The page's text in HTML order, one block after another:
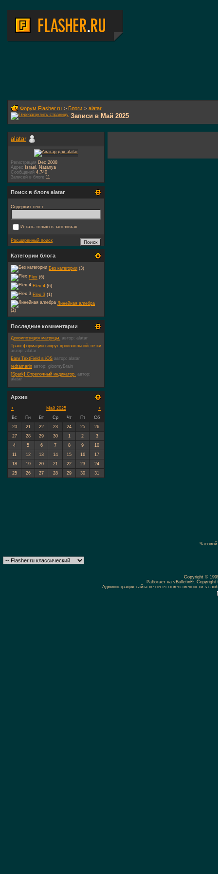
Форум Flasher.ru > Блоги > alatar
Записи в Май 2025
alatar
Регистрация Dec 2008
Адрес Israel, Natanya
Сообщений 4,740
Записей в блоге 11
Поиск в блоге alatar
Содержит текст:
Искать только в заголовках
Расширенный поиск
Категории блога
Без категории (3)
Flex (6)
Flex 4 (6)
Flex 3 (1)
Линейная алгебра
(2)
Последние комментарии
Декомпозиция матрицы. автор: alatar
Трансформации вокруг произвольной точки
автор: alatar
Баги TextField в iOS автор: alatar
redtamarin автор: gloomyBrain
[Spark] Стрелочный индикатор. автор:
alatar
Архив
< >
Май 2025
Вс
Пн Вт Ср Чт Пт
Сб
20
21 22 23 24 25
26
27
28 29 30 1 2
3
4
5 6 7 8 9
10
11
12 13 14 15 16
17
18
19 20 21 22 23
24
25
26 27 28 29 30 31
Copyright ©
Работает на vBulletin®.
Администрация сайта не несёт ответственности за